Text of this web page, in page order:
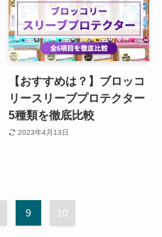
【おすすめは？】ブロッコ
リースリーブプロテクター
5種類を徹底比較
2023年4月13日
9 10